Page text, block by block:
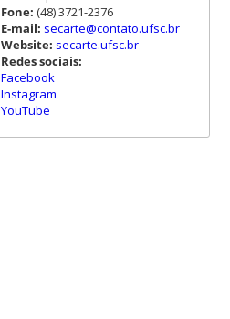
Fone: (48) 3721-2376
E-mail: secarte@contato.ufsc.br
Website: secarte.ufsc.br
Redes sociais:
Facebook
Instagram
YouTube